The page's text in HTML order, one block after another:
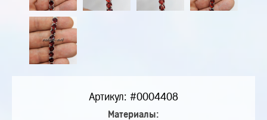
Артикул: #0004408
Материалы: